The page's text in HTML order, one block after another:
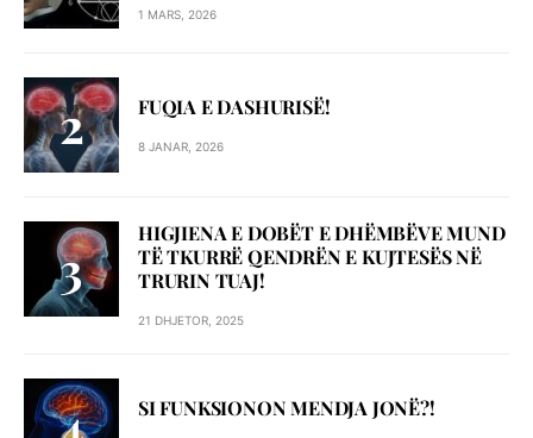
1 MARS, 2026
FUQIA E DASHURISË!
8 JANAR, 2026
HIGJIENA E DOBËT E DHËMBËVE MUND
TË TKURRË QENDRËN E KUJTESËS NË
TRURIN TUAJ!
21 DHJETOR, 2025
SI FUNKSIONON MENDJA JONË?!